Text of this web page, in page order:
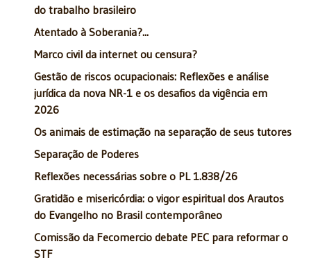
do trabalho brasileiro
Atentado à Soberania?...
Marco civil da internet ou censura?
Gestão de riscos ocupacionais: Reflexões e análise
jurídica da nova NR-1 e os desafios da vigência em
2026
Os animais de estimação na separação de seus tutores
Separação de Poderes
Reflexões necessárias sobre o PL 1.838/26
Gratidão e misericórdia: o vigor espiritual dos Arautos
do Evangelho no Brasil contemporâneo
Comissão da Fecomercio debate PEC para reformar o
STF